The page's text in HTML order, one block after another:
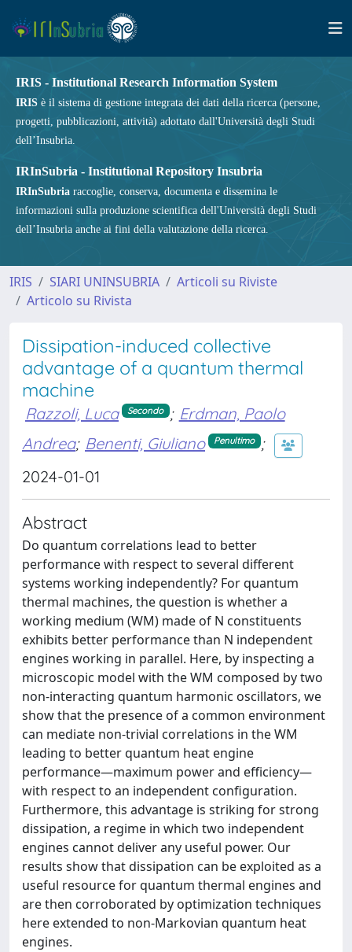
IRIS - Institutional Research Information System
IRIS è il sistema di gestione integrata dei dati della ricerca (persone,
progetti, pubblicazioni, attività) adottato dall'Università degli Studi
dell’Insubria.
IRInSubria - Institutional Repository Insubria
IRInSubria raccoglie, conserva, documenta e dissemina le
informazioni sulla produzione scientifica dell'Università degli Studi
dell’Insubria anche ai fini della valutazione della ricerca.
IRIS SIARI UNINSUBRIA
Articoli su Riviste
Articolo su Rivista
Dissipation-induced collective
advantage of a quantum thermal
machine
Razzoli, Luca Secondo ; Erdman, Paolo
Andrea; Benenti, Giuliano Penultimo ;
2024-01-01
Abstract
Do quantum correlations lead to better
performance with respect to several different
systems working independently? For quantum
thermal machines, the question is whether a
working medium (WM) made of N constituents
exhibits better performance than N independent
engines working in parallel. Here, by inspecting a
microscopic model with the WM composed by two
non-interacting quantum harmonic oscillators, we
show that the presence of a common environment
can mediate non-trivial correlations in the WM
leading to better quantum heat engine
performance—maximum power and efficiency—
with respect to an independent configuration.
Furthermore, this advantage is striking for strong
dissipation, a regime in which two independent
engines cannot deliver any useful power. Our
results show that dissipation can be exploited as a
useful resource for quantum thermal engines and
are then corroborated by optimization techniques
here extended to non-Markovian quantum heat
engines.